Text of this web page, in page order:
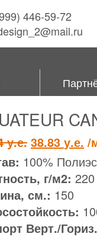
446-59-72
у.е.
цена
составляла
47.54 у.е..
38.83 у.е. /
100%
г/м2: 220
см.: 150
Верт./